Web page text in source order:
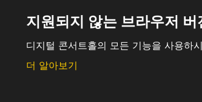
지원되지 않는 브라우저 버
디지털 콘서트홀의 모든 기능을 사용하
더 알아보기